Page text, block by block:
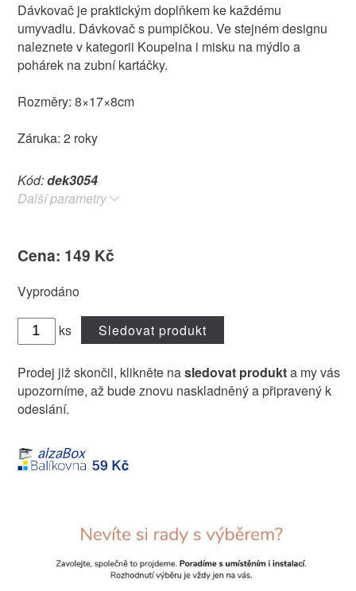
Dávkovač je praktickým doplňkem ke každému
umyvadlu. Dávkovač s pumpičkou. Ve stejném designu
naleznete v kategorii Koupelna i misku na mýdlo a
pohárek na zubní kartáčky.
Rozměry: 8×17×8cm
Záruka: 2 roky
Kód:dek3054
Další parametry
Cena: 149 Kč
Vyprodáno
ks Sledovat produkt
Prodej již skončil, klikněte nasledovat produkta my vás
upozorníme, až bude znovu naskladněný a připravený k
odeslání.